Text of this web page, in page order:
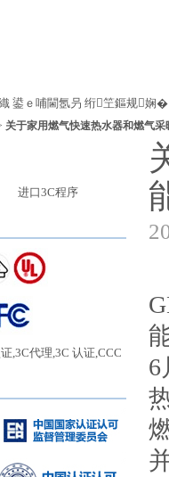
鍙ｅ哺閫氬叧 绗笁鏂规娴�
关于家用燃气快速热水器和燃气
进口3C程序
6